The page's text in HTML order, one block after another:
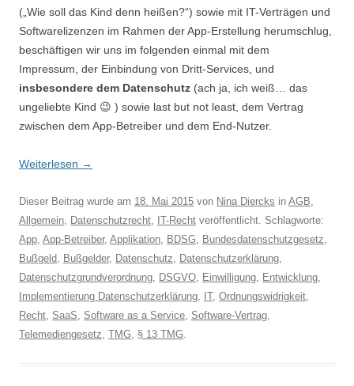
(„Wie soll das Kind denn heißen?“) sowie mit IT-Verträgen und
Softwarelizenzen im Rahmen der App-Erstellung herumschlug,
beschäftigen wir uns im folgenden einmal mit dem
Impressum, der Einbindung von Dritt-Services, und
insbesondere dem Datenschutz (ach ja, ich weiß… das
ungeliebte Kind 😉 ) sowie last but not least, dem Vertrag
zwischen dem App-Betreiber und dem End-Nutzer.
Weiterlesen →
Dieser Beitrag wurde am 18. Mai 2015 von Nina Diercks in AGB,
Allgemein, Datenschutzrecht, IT-Recht veröffentlicht. Schlagworte:
App, App-Betreiber, Applikation, BDSG, Bundesdatenschutzgesetz,
Bußgeld, Bußgelder, Datenschutz, Datenschutzerklärung,
Datenschutzgrundverordnung, DSGVO, Einwilligung, Entwicklung,
Implementierung Datenschutzerklärung, IT, Ordnungswidrigkeit,
Recht, SaaS, Software as a Service, Software-Vertrag,
Telemediengesetz, TMG, § 13 TMG.